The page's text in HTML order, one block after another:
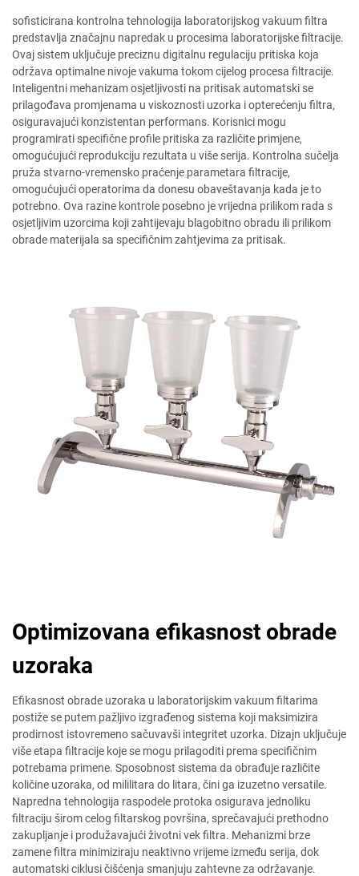
sofisticirana kontrolna tehnologija laboratorijskog vakuum filtra
predstavlja značajnu napredak u procesima laboratorijske filtracije.
Ovaj sistem uključuje preciznu digitalnu regulaciju pritiska koja
održava optimalne nivoje vakuma tokom cijelog procesa filtracije.
Inteligentni mehanizam osjetljivosti na pritisak automatski se
prilagođava promjenama u viskoznosti uzorka i opterećenju filtra,
osiguravajući konzistentan performans. Korisnici mogu
programirati specifične profile pritiska za različite primjene,
omogućujući reprodukciju rezultata u više serija. Kontrolna sučelja
pruža stvarno-vremensko praćenje parametara filtracije,
omogućujući operatorima da donesu obaveštavanja kada je to
potrebno. Ova razine kontrole posebno je vrijedna prilikom rada s
osjetljivim uzorcima koji zahtijevaju blagobitno obradu ili prilikom
obrade materijala sa specifičnim zahtjevima za pritisak.
Optimizovana efikasnost obrade
uzoraka
Efikasnost obrade uzoraka u laboratorijskim vakuum filtarima
postiže se putem pažljivo izgrađenog sistema koji maksimizira
prodirnost istovremeno sačuvavši integritet uzorka. Dizajn uključuje
više etapa filtracije koje se mogu prilagoditi prema specifičnim
potrebama primene. Sposobnost sistema da obrađuje različite
količine uzoraka, od mililitara do litara, čini ga izuzetno versatile.
Napredna tehnologija raspodele protoka osigurava jednoliku
filtraciju širom celog filtarskog površina, sprečavajući prethodno
zakupljanje i produžavajući životni vek filtra. Mehanizmi brze
zamene filtra minimiziraju neaktivno vrijeme između serija, dok
automatski ciklusi čišćenja smanjuju zahtevne za održavanje.